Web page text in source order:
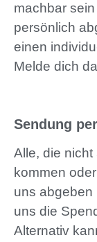
machbar
persönlich
einen
Melde dich
Sendung
Alle, die
kommen
uns abgeben
uns die
Alternativ